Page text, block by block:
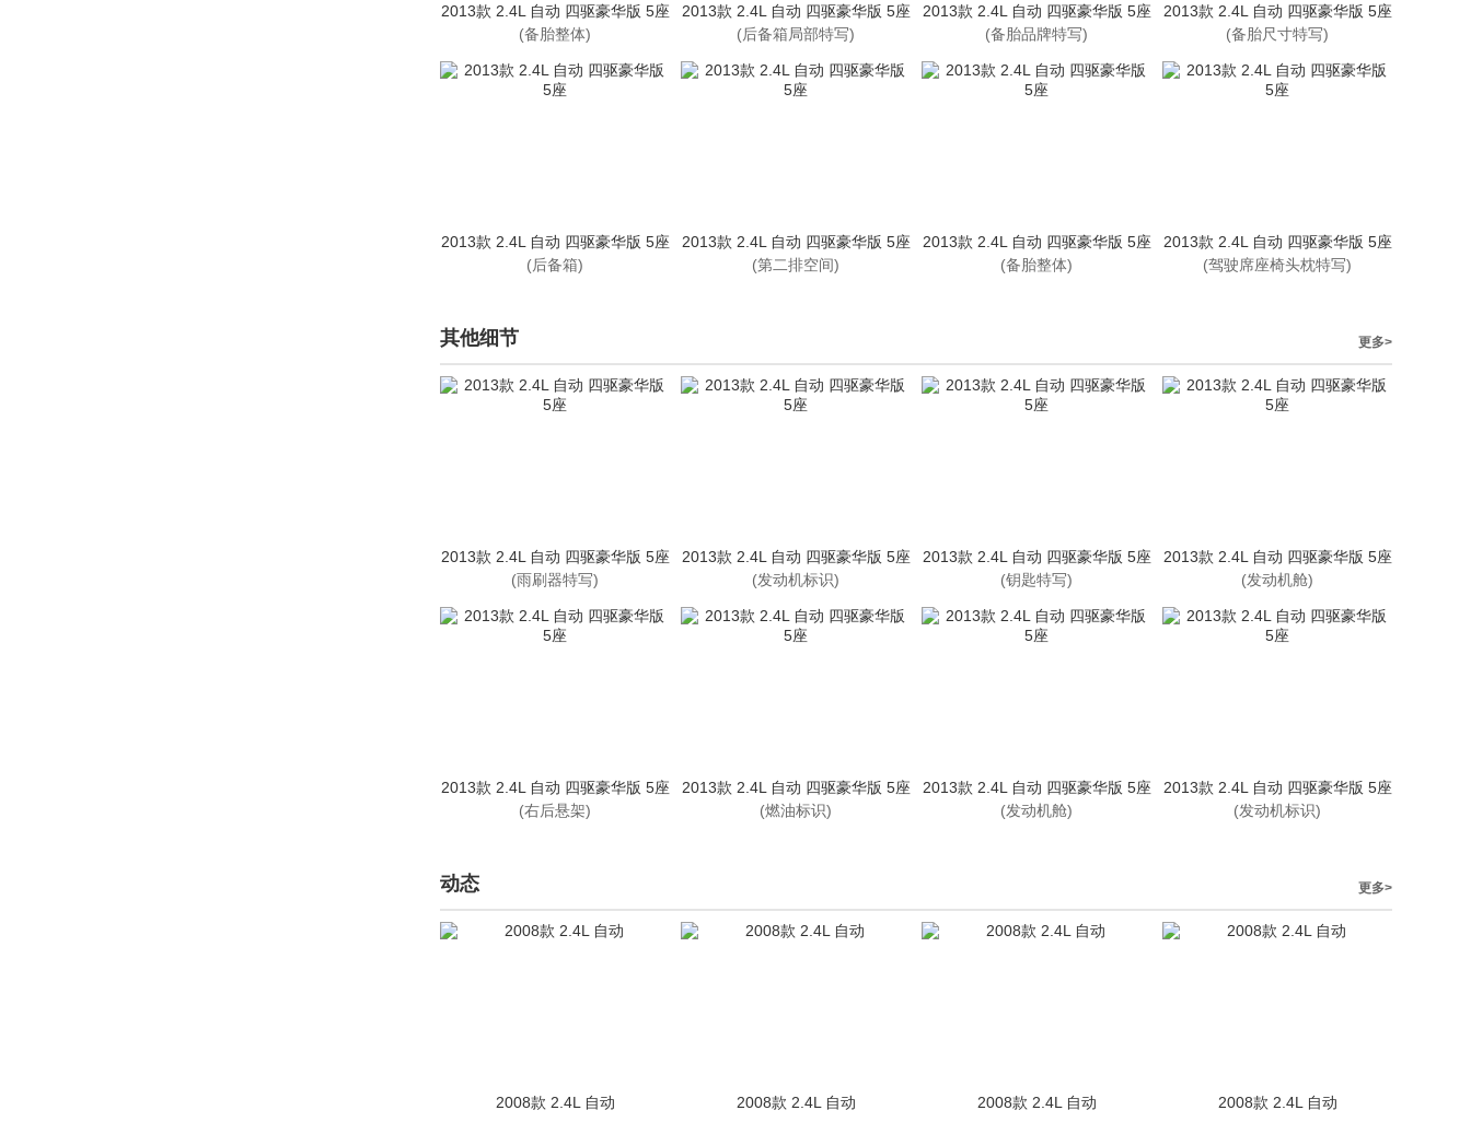
2013款 2.4L 自动 四驱豪华版 5座
(备胎整体)
2013款 2.4L 自动 四驱豪华版 5座
(后备箱局部特写)
2013款 2.4L 自动 四驱豪华版 5座
(备胎品牌特写)
2013款 2.4L 自动 四驱豪华版 5座
(备胎尺寸特写)
2013款 2.4L 自动 四驱豪华版 5座
(后备箱)
2013款 2.4L 自动 四驱豪华版 5座
(第二排空间)
2013款 2.4L 自动 四驱豪华版 5座
(备胎整体)
2013款 2.4L 自动 四驱豪华版 5座
(驾驶席座椅头枕特写)
其他细节 更多>
2013款 2.4L 自动 四驱豪华版 5座
(雨刷器特写)
2013款 2.4L 自动 四驱豪华版 5座
(发动机标识)
2013款 2.4L 自动 四驱豪华版 5座
(钥匙特写)
2013款 2.4L 自动 四驱豪华版 5座
(发动机舱)
2013款 2.4L 自动 四驱豪华版 5座
(右后悬架)
2013款 2.4L 自动 四驱豪华版 5座
(燃油标识)
2013款 2.4L 自动 四驱豪华版 5座
(发动机舱)
2013款 2.4L 自动 四驱豪华版 5座
(发动机标识)
动态 更多>
2008款 2.4L 自动 2008款 2.4L 自动 2008款 2.4L 自动 2008款 2.4L 自动